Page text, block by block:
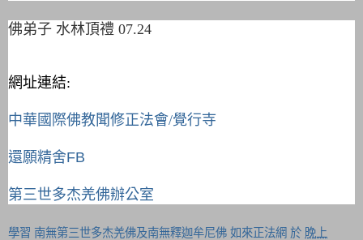
佛弟子 水林頂禮 07.24
網址連結:
中華國際佛教聞修正法會/覺行寺
還願精舍FB
第三世多杰羌佛辦公室
學習 南無第三世多杰羌佛及南無釋迦牟尼佛 如來正法網 於 晚上